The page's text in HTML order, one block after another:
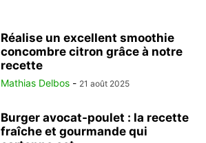
Réalise un excellent smoothie
concombre citron grâce à notre
recette
Mathias Delbos - 21 août 2025
Burger avocat-poulet : la recette
fraîche et gourmande qui